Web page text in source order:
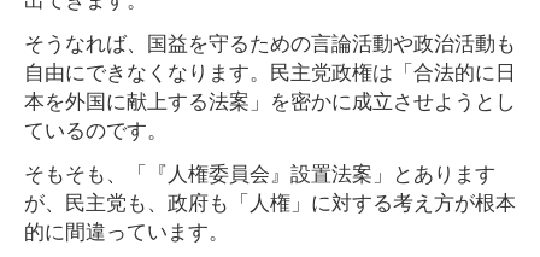
そうなれば、国益を守るための言論活動や政治活動も
自由にできなくなります。民主党政権は「合法的に日
本を外国に献上する法案」を密かに成立させようとし
ているのです。
そもそも、「『人権委員会』設置法案」とあります
が、民主党も、政府も「人権」に対する考え方が根本
的に間違っています。